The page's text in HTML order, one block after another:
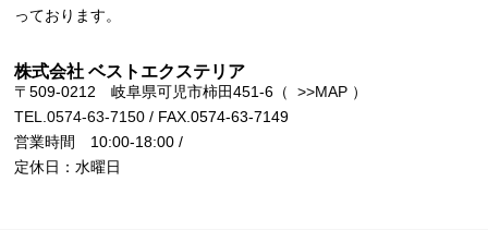
っております。
株式会社 ベストエクステリア
〒509-0212 岐阜県可児市柿田451-6（ >>MAP ）
TEL.0574-63-7150 / FAX.0574-63-7149
営業時間 10:00-18:00 /
定休日：水曜日